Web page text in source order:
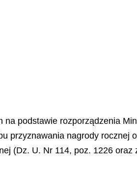
na podstawie rozporządzenia
przyznawania nagrody rocznej
(Dz. U. Nr 114, poz. 1226 oraz